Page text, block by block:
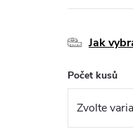
Jak
Počet kusů